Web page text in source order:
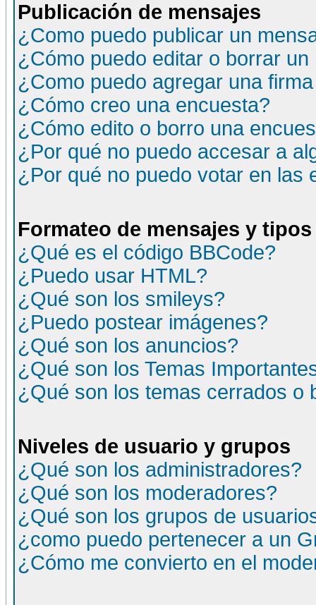
Publicación de mensajes
¿Como puedo publicar un
¿Cómo puedo editar o borrar un
¿Como puedo agregar una
¿Cómo creo una encuesta?
¿Cómo edito o borro una
¿Por qué no puedo accesar a
¿Por qué no puedo votar en las
Formateo de mensajes y
¿Qué es el código BBCode?
¿Puedo usar HTML?
¿Qué son los smileys?
¿Puedo postear imágenes?
¿Qué son los anuncios?
¿Qué son los Temas
¿Qué son los temas cerrados o
Niveles de usuario y grupos
¿Qué son los administradores?
¿Qué son los moderadores?
¿Qué son los grupos de
¿como puedo pertenecer a un
¿Cómo me convierto en el